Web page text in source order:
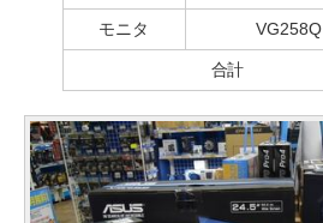
モニタ VG258Q
合計